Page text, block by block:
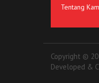
Tentang
Copyright ©
Developed &